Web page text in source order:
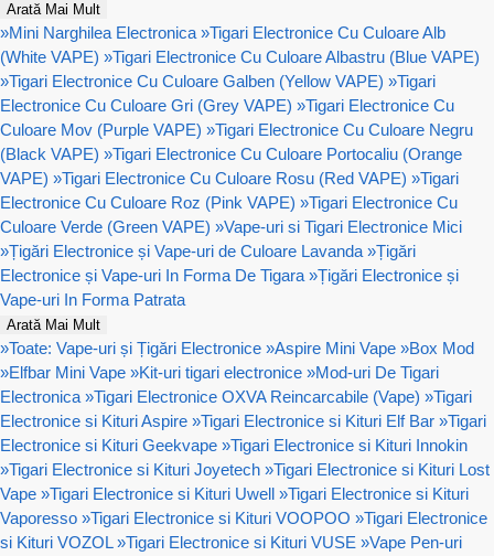
Arată Mai Mult
»Mini Narghilea Electronica »Tigari Electronice Cu Culoare Alb
(White VAPE) »Tigari Electronice Cu Culoare Albastru (Blue VAPE)
»Tigari Electronice Cu Culoare Galben (Yellow VAPE) »Tigari
Electronice Cu Culoare Gri (Grey VAPE) »Tigari Electronice Cu
Culoare Mov (Purple VAPE) »Tigari Electronice Cu Culoare Negru
(Black VAPE) »Tigari Electronice Cu Culoare Portocaliu (Orange
VAPE) »Tigari Electronice Cu Culoare Rosu (Red VAPE) »Tigari
Electronice Cu Culoare Roz (Pink VAPE) »Tigari Electronice Cu
Culoare Verde (Green VAPE) »Vape-uri si Tigari Electronice Mici
»Țigări Electronice și Vape-uri de Culoare Lavanda »Țigări
Electronice și Vape-uri In Forma De Tigara »Țigări Electronice și
Vape-uri In Forma Patrata
Arată Mai Mult
»Toate: Vape-uri și Țigări Electronice »Aspire Mini Vape »Box Mod
»Elfbar Mini Vape »Kit-uri tigari electronice »Mod-uri De Tigari
Electronica »Tigari Electronice OXVA Reincarcabile (Vape) »Tigari
Electronice si Kituri Aspire »Tigari Electronice si Kituri Elf Bar »Tigari
Electronice si Kituri Geekvape »Tigari Electronice si Kituri Innokin
»Tigari Electronice si Kituri Joyetech »Tigari Electronice si Kituri Lost
Vape »Tigari Electronice si Kituri Uwell »Tigari Electronice si Kituri
Vaporesso »Tigari Electronice si Kituri VOOPOO »Tigari Electronice
si Kituri VOZOL »Tigari Electronice si Kituri VUSE »Vape Pen-uri